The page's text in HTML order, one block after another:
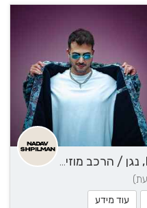
נדב שפילמן - תקליטנים - DJ, נגן / הרכב מוזיקלי, שירותי מוזיקה
עוד מידע